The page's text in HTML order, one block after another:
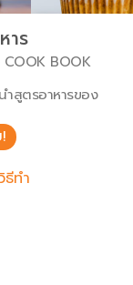
าร
COOK BOOK
ำสูตรอาหารของ
ธีทำ